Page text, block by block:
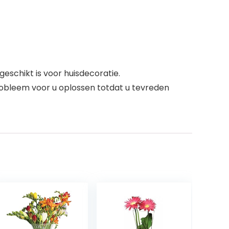
is voor huisdecoratie.
voor u oplossen totdat u tevreden